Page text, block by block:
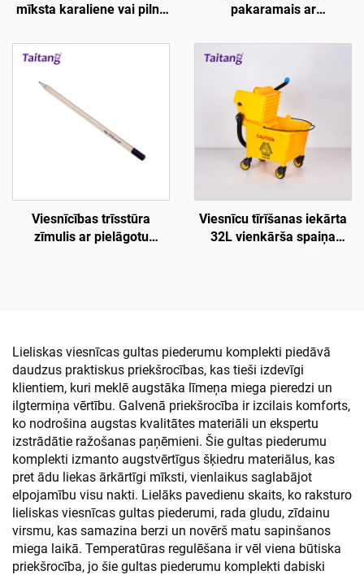
mīksta karaliene vai pilna
- Viesnīcības numuru
pakaramais ar
numura ērtības,
vienvietēja pielāgošana
Viesnīcības trīsstūra
zīmulis ar pielāgotu
Viesnīcu tīrīšanas iekārta
32L vienkārša spaiņa
Lieliskas viesnīcas gultas piederumu komplekti piedāvā
daudzus praktiskus priekšrocības, kas tieši izdevīgi
klientiem, kuri meklē augstāka līmeņa miega pieredzi un
ilgtermiņa vērtību. Galvenā priekšrocība ir izcilais komforts,
ko nodrošina augstas kvalitātes materiāli un ekspertu
izstrādātie ražošanas paņēmieni. Šie gultas piederumu
komplekti izmanto augstvērtīgus šķiedru materiālus, kas
pret ādu liekas ārkārtīgi mīksti, vienlaikus saglabājot
elpojamību visu nakti. Lielāks pavedienu skaits, ko raksturo
lieliskas viesnīcas gultas piederumi, rada gludu, zīdainu
virsmu, kas samazina berzi un novērš matu sapinšanos
miega laikā. Temperatūras regulēšana ir vēl viena būtiska
priekšrocība, jo šie gultas piederumu komplekti dabiski